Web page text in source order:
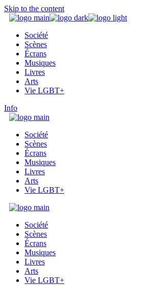
Skip to the content
Société
Scènes
Écrans
Musiques
Livres
Arts
Vie LGBT+
Info
Société
Scènes
Écrans
Musiques
Livres
Arts
Vie LGBT+
Société
Scènes
Écrans
Musiques
Livres
Arts
Vie LGBT+